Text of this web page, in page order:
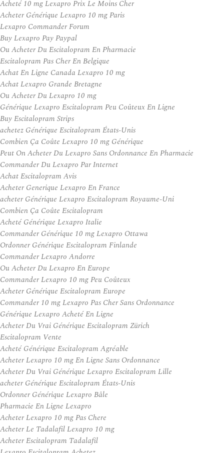
Acheté 10 mg Lexapro Prix Le Moins Cher
Acheter Générique Lexapro 10 mg Paris
Lexapro Commander Forum
Buy Lexapro Pay Paypal
Ou Acheter Du Escitalopram En Pharmacie
Escitalopram Pas Cher En Belgique
Achat En Ligne Canada Lexapro 10 mg
Achat Lexapro Grande Bretagne
Ou Acheter Du Lexapro 10 mg
Générique Lexapro Escitalopram Peu Coûteux En Ligne
Buy Escitalopram Strips
achetez Générique Escitalopram États-Unis
Combien Ça Coûte Lexapro 10 mg Générique
Peut On Acheter Du Lexapro Sans Ordonnance En Pharmacie
Commander Du Lexapro Par Internet
Achat Escitalopram Avis
Acheter Generique Lexapro En France
acheter Générique Lexapro Escitalopram Royaume-Uni
Combien Ça Coûte Escitalopram
Acheté Générique Lexapro Italie
Commander Générique 10 mg Lexapro Ottawa
Ordonner Générique Escitalopram Finlande
Commander Lexapro Andorre
Ou Acheter Du Lexapro En Europe
Commander Lexapro 10 mg Peu Coûteux
Acheter Générique Escitalopram Europe
Commander 10 mg Lexapro Pas Cher Sans Ordonnance
Générique Lexapro Acheté En Ligne
Acheter Du Vrai Générique Escitalopram Zürich
Escitalopram Vente
Acheté Générique Escitalopram Agréable
Acheter Lexapro 10 mg En Ligne Sans Ordonnance
Acheter Du Vrai Générique Lexapro Escitalopram Lille
acheter Générique Escitalopram États-Unis
Ordonner Générique Lexapro Bâle
Pharmacie En Ligne Lexapro
Acheter Lexapro 10 mg Pas Chere
Acheter Le Tadalafil Lexapro 10 mg
Acheter Escitalopram Tadalafil